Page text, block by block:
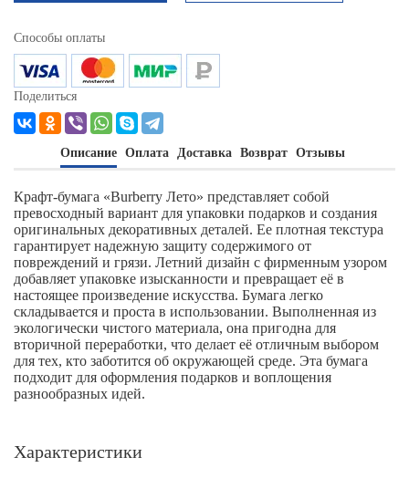
Способы оплаты
Поделиться
Описание Оплата Доставка Возврат Отзывы
Крафт-бумага «Burberry Лето» представляет собой
превосходный вариант для упаковки подарков и создания
оригинальных декоративных деталей. Ее плотная текстура
гарантирует надежную защиту содержимого от
повреждений и грязи. Летний дизайн с фирменным узором
добавляет упаковке изысканности и превращает её в
настоящее произведение искусства. Бумага легко
складывается и проста в использовании. Выполненная из
экологически чистого материала, она пригодна для
вторичной переработки, что делает её отличным выбором
для тех, кто заботится об окружающей среде. Эта бумага
подходит для оформления подарков и воплощения
разнообразных идей.
Характеристики